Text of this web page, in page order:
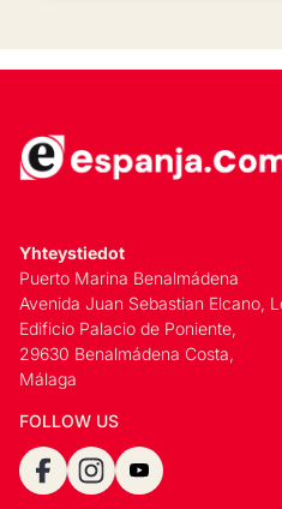
Yhteystiedot
Puerto Marina Benalmádena
Avenida Juan Sebastian Elcano,
Edificio Palacio de Poniente,
29630 Benalmádena Costa,
Málaga
FOLLOW US